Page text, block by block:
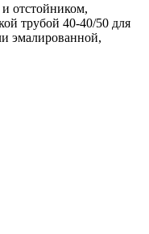
отстойником,
трубой 40-40/50 для
эмалированной,